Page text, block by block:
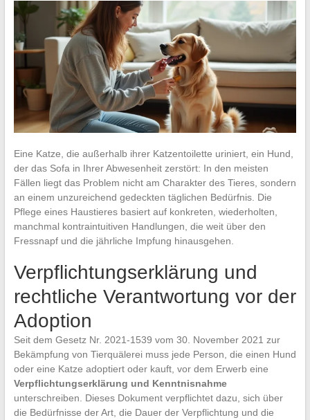
Eine Katze, die außerhalb ihrer Katzentoilette uriniert, ein Hund,
der das Sofa in Ihrer Abwesenheit zerstört: In den meisten
Fällen liegt das Problem nicht am Charakter des Tieres, sondern
an einem unzureichend gedeckten täglichen Bedürfnis. Die
Pflege eines Haustieres basiert auf konkreten, wiederholten,
manchmal kontraintuitiven Handlungen, die weit über den
Fressnapf und die jährliche Impfung hinausgehen.
Verpflichtungserklärung und
rechtliche Verantwortung vor der
Adoption
Seit dem Gesetz Nr. 2021-1539 vom 30. November 2021 zur
Bekämpfung von Tierquälerei muss jede Person, die einen Hund
oder eine Katze adoptiert oder kauft, vor dem Erwerb eine
Verpflichtungserklärung und Kenntnisnahme
unterschreiben. Dieses Dokument verpflichtet dazu, sich über
die Bedürfnisse der Art, die Dauer der Verpflichtung und die